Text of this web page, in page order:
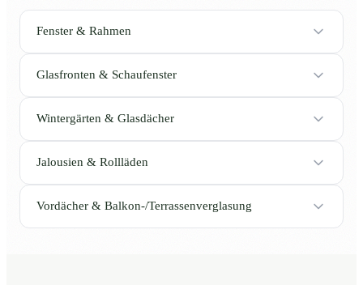
Fenster & Rahmen
Glasfronten & Schaufenster
Wintergärten & Glasdächer
Jalousien & Rollläden
Vordächer & Balkon-/Terrassenverglasung